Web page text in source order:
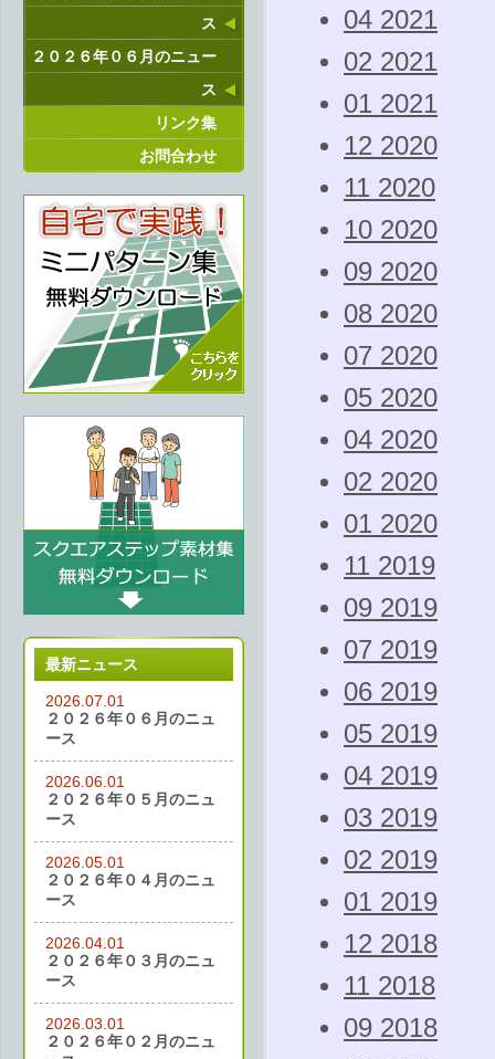
ス
２０２６年０６月のニュー
ス
リンク集
お問合わせ
最新ニュース
2026.07.01
２０２６年０６月のニュ
ース
2026.06.01
２０２６年０５月のニュ
ース
2026.05.01
２０２６年０４月のニュ
ース
2026.04.01
２０２６年０３月のニュ
ース
2026.03.01
２０２６年０２月のニュ
04 2021
02 2021
01 2021
12 2020
11 2020
10 2020
09 2020
08 2020
07 2020
05 2020
04 2020
02 2020
01 2020
11 2019
09 2019
07 2019
06 2019
05 2019
04 2019
03 2019
02 2019
01 2019
12 2018
11 2018
09 2018